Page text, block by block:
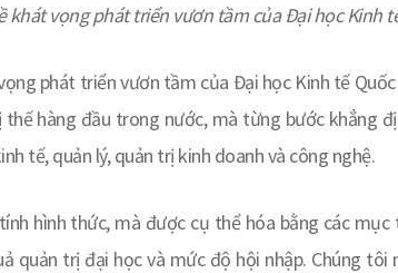
khát vọng phát triển vươn tầm của Đại học Kinh
phát triển vươn tầm của Đại học Kinh tế
hàng đầu trong nước, mà từng bước khẳng
tế, quản lý, quản trị kinh doanh và công nghệ.
hình thức, mà được cụ thể hóa bằng các
quản trị đại học và mức độ hội nhập. Chúng